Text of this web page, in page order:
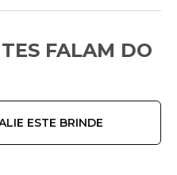
FALAM DO
ESTE BRINDE